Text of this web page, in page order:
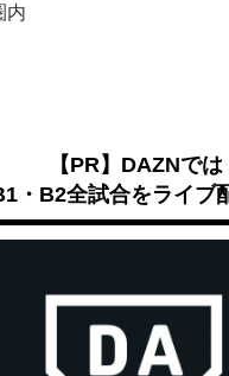
内
【PR】DAZNでは
・B2全試合をライブ